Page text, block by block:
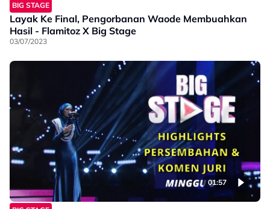
BIG STAGE
Layak Ke Final, Pengorbanan Waode Membuahkan
Hasil - Flamitoz X Big Stage
03/07/2023
01:57